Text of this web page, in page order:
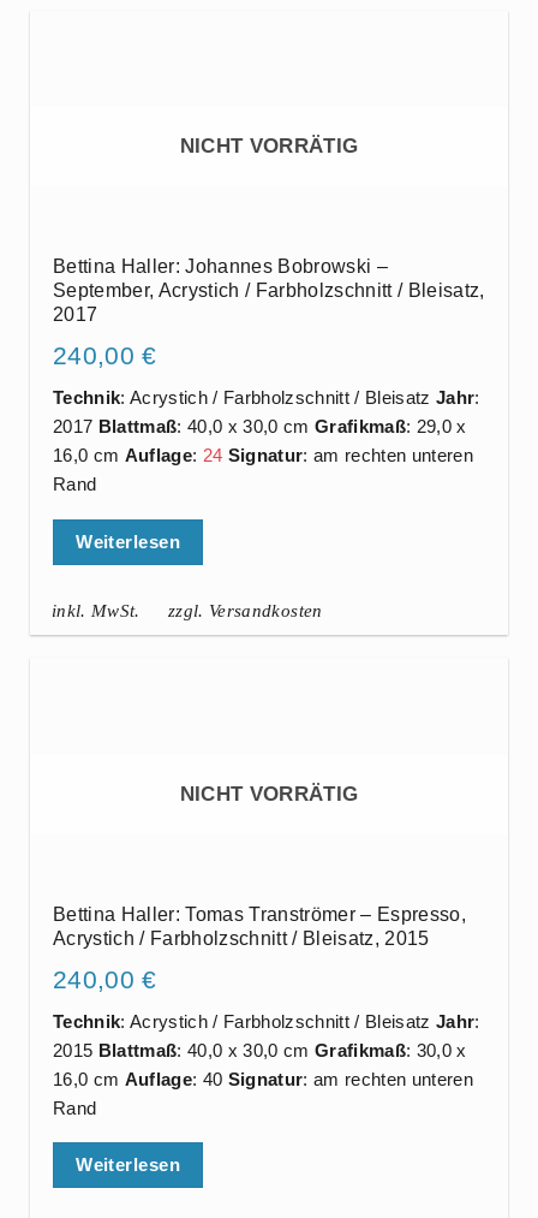
NICHT VORRÄTIG
Bettina Haller: Johannes Bobrowski –
September, Acrystich / Farbholzschnitt / Bleisatz,
2017
240,00€
Technik: Acrystich / Farbholzschnitt / BleisatzJahr:
2017 Blattmaß: 40,0 x 30,0 cmGrafikmaß: 29,0 x
16,0 cm Auflage: 24 Signatur: am rechten unteren
Rand
Weiterlesen
inkl. MwSt. zzgl. Versandkosten
NICHT VORRÄTIG
Bettina Haller: Tomas Tranströmer – Espresso,
Acrystich / Farbholzschnitt / Bleisatz, 2015
240,00€
Technik: Acrystich / Farbholzschnitt / BleisatzJahr:
2015 Blattmaß: 40,0 x 30,0 cmGrafikmaß: 30,0 x
16,0 cm Auflage: 40 Signatur: am rechten unteren
Rand
Weiterlesen